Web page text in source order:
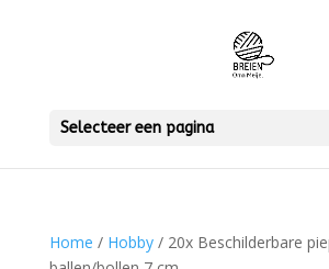
Selecteer een pagina
Home / Hobby/ 20x Beschilderbare